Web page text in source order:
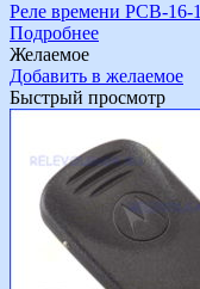
Реле времени РСВ-16-
Подробнее
Желаемое
Добавить в желаемое
Быстрый просмотр